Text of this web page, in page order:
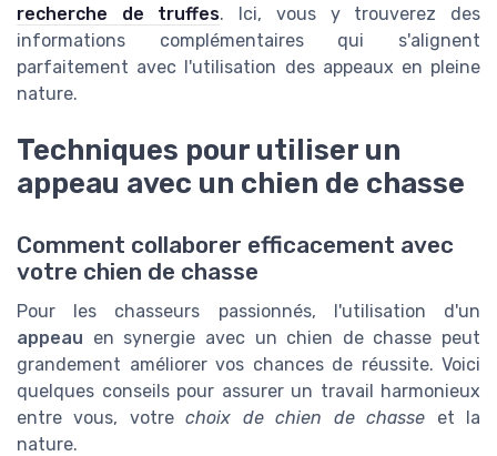
recherche de truffes. Ici, vous y trouverez des
informations complémentaires qui s'alignent
parfaitement avec l'utilisation des appeaux en pleine
nature.
Techniques pour utiliser un
appeau avec un chien de chasse
Comment collaborer efficacement avec
votre chien de chasse
Pour les chasseurs passionnés, l'utilisation d'un
appeau en synergie avec un chien de chasse peut
grandement améliorer vos chances de réussite. Voici
quelques conseils pour assurer un travail harmonieux
entre vous, votrechoix de chien de chasse et la
nature.